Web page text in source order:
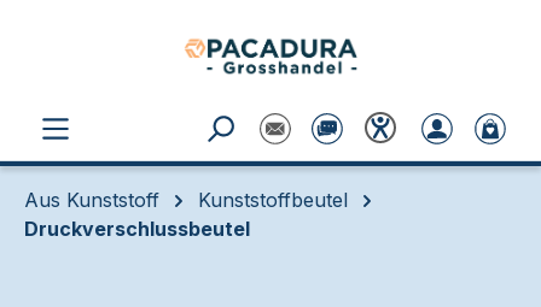
Aus Kunststoff
Kunststoffbeutel
Druckverschlussbeutel